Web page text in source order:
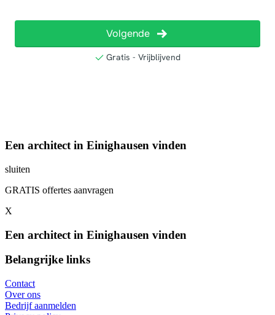
Een architect in Einighausen vinden
sluiten
GRATIS offertes aanvragen
X
Een architect in Einighausen vinden
Belangrijke links
Contact
Over ons
Bedrijf aanmelden